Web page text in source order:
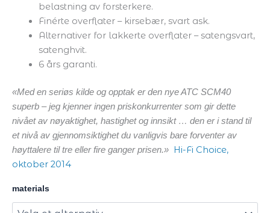
belastning av forsterkere.
Finérte overflater – kirsebær, svart ask.
Alternativer for lakkerte overflater – satengsvart,
satenghvit.
6 års garanti.
«Med en seriøs kilde og opptak er den nye ATC SCM40
superb – jeg kjenner ingen priskonkurrentersom gir dette
nivået av nøyaktighet, hastighet og innsikt … den er i stand til
et nivå av gjennomsiktighet du vanligvis bare forventer av
høyttalere til tre eller fire gangerprisen.» Hi-Fi Choice,
oktober 2014
materials